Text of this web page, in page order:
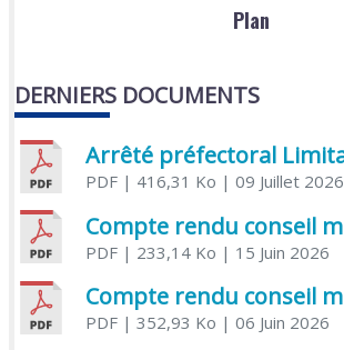
Plan
DERNIERS DOCUMENTS
PDF| 416,31 Ko | 09 Juillet 2026
PDF| 233,14 Ko | 15 Juin 2026
PDF| 352,93 Ko | 06 Juin 2026